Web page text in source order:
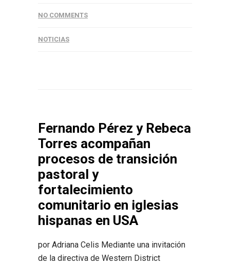
NO COMMENTS
NOTICIAS
Fernando Pérez y Rebeca
Torres acompañan
procesos de transición
pastoral y
fortalecimiento
comunitario en iglesias
hispanas en USA
por Adriana Celis Mediante una invitación
de la directiva de Western District